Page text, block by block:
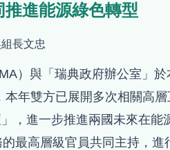
進能源綠色轉型
長文忠
）與「瑞典政府辦公室」
年雙方已展開多次相關高
，進一步推進兩國未來在能
最高層級官員共同主持，進